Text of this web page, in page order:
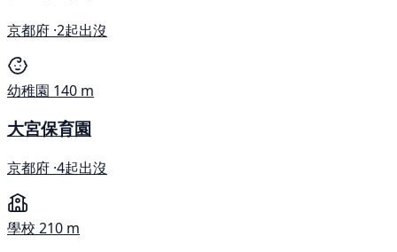
京都府 ·2起出沒
幼稚園 140 m
大宮保育園
京都府 ·4起出沒
學校 210 m